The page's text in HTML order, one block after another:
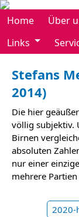
Home Über
Links
Stefans
2014)
Die hier
völlig subjektiv.
Birnen
absoluten
nur einer
mehrere
2020-